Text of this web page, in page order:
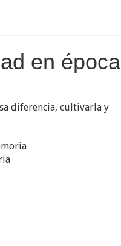
en época
diferencia, cultivarla y